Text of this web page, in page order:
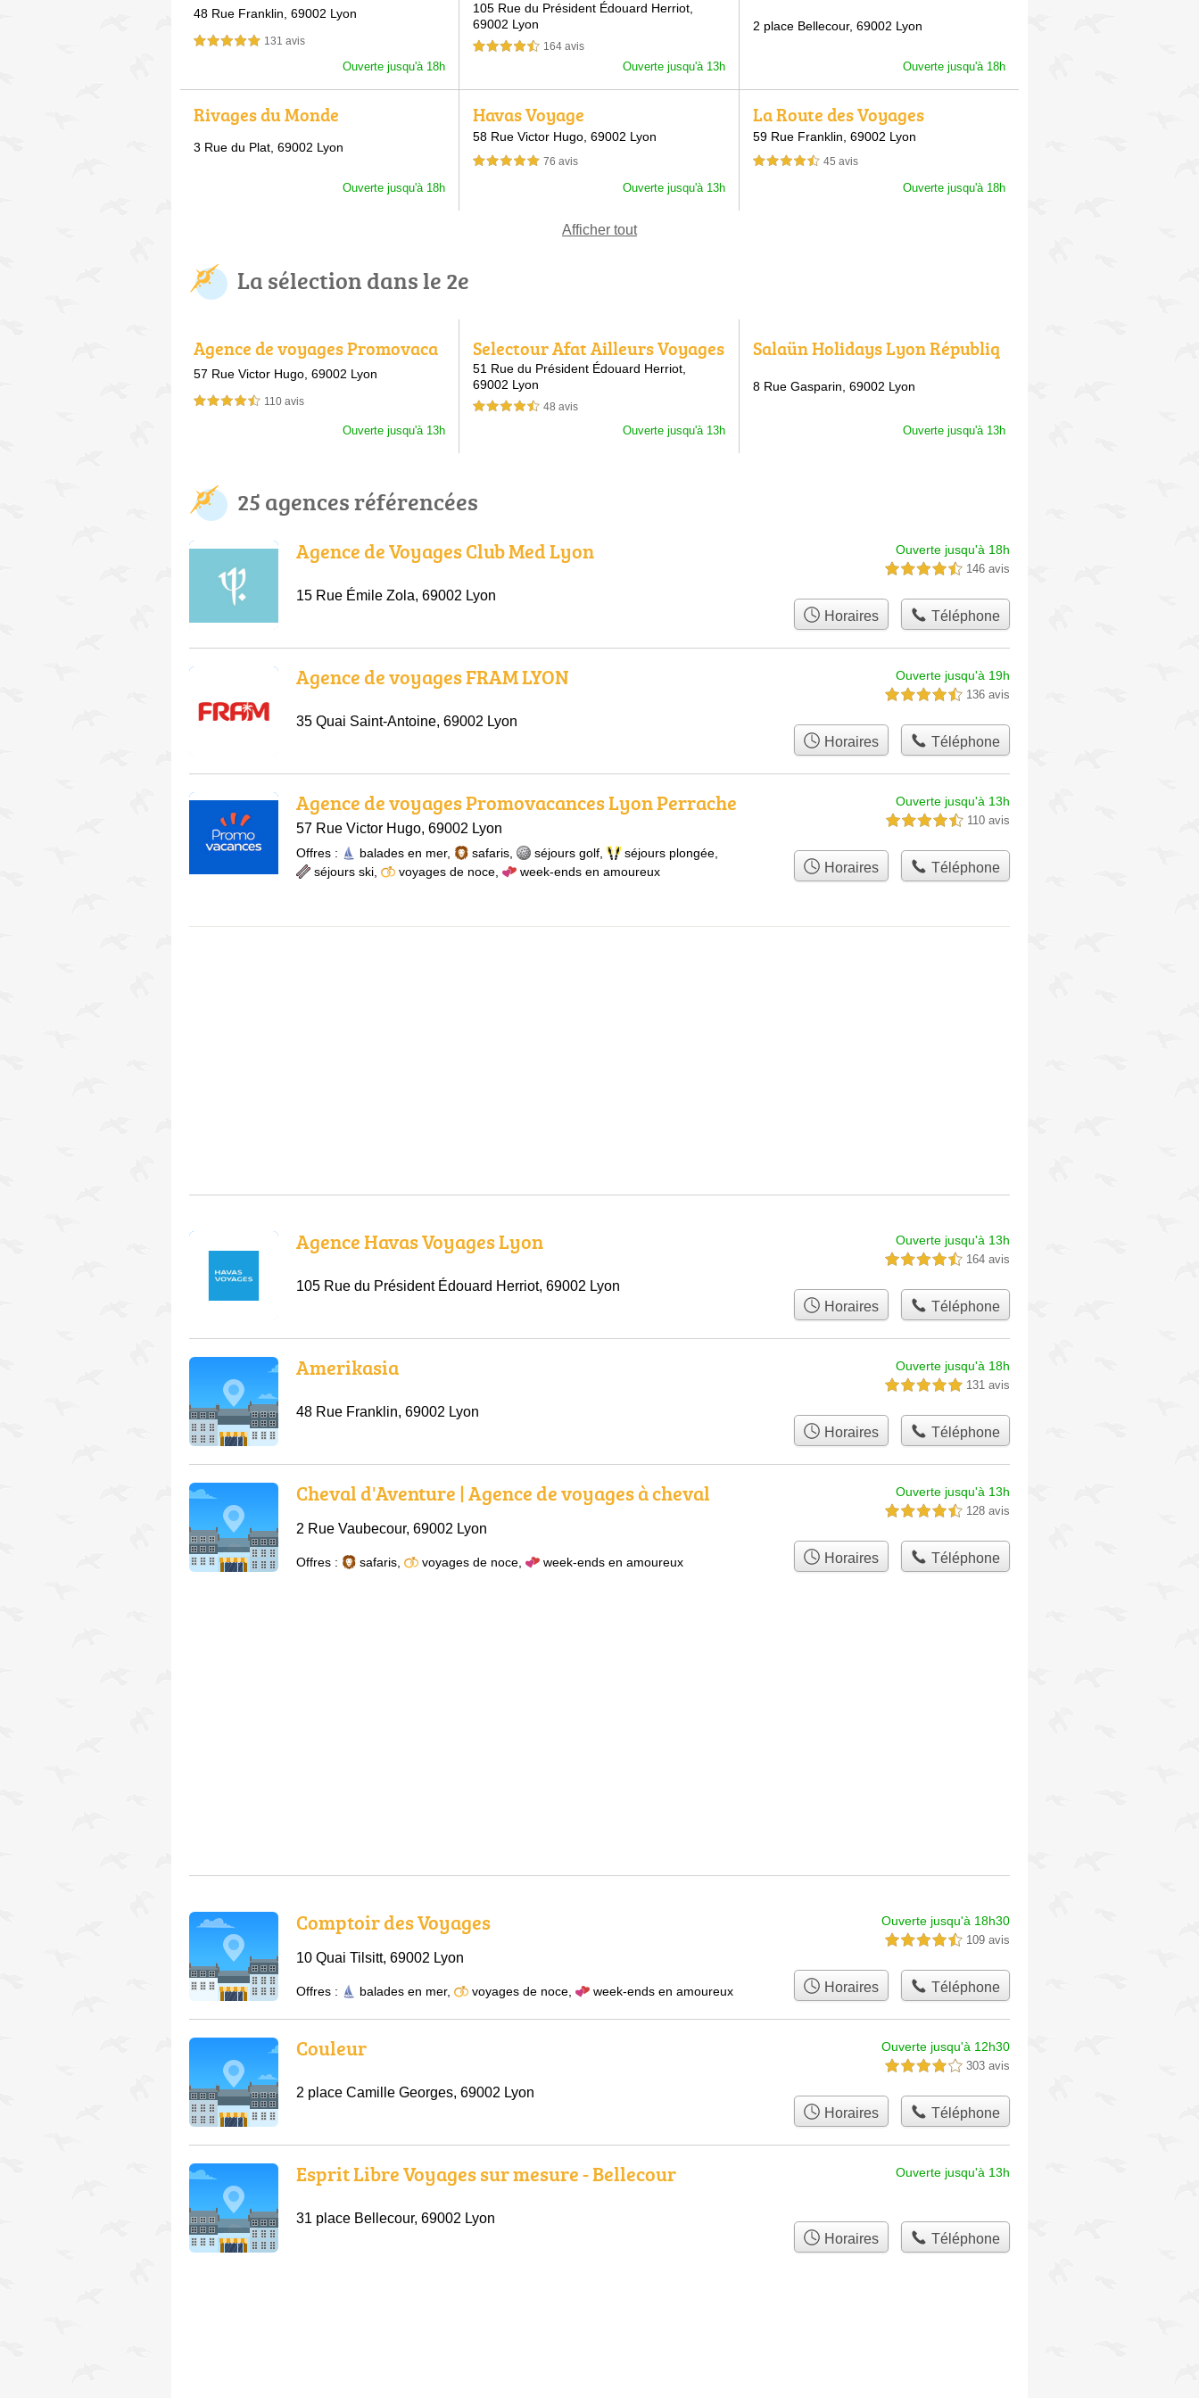
48 Rue Franklin, 69002 Lyon
5,0 étoiles sur 5 131 avis
Ouverte jusqu'à 18h
105 Rue du Président Édouard Herriot,
69002 Lyon
4,5 étoiles sur 5 164 avis
Ouverte jusqu'à 13h
2 place Bellecour, 69002 Lyon
Ouverte jusqu'à 18h
Rivages du Monde
3 Rue du Plat, 69002 Lyon
Ouverte jusqu'à 18h
Havas Voyage
58 Rue Victor Hugo,69002 Lyon
5,0 étoiles sur 5 76 avis
Ouverte jusqu'à 13h
La Route des Voyages
59 Rue Franklin, 69002 Lyon
4,5 étoiles sur 5 45 avis
Ouverte jusqu'à 18h
Afficher tout
La sélection dans le 2e
Agence de voyages Promovaca
nces Lyon Perrache
57 Rue Victor Hugo, 69002 Lyon
4,5 étoiles sur 5 110 avis
Ouverte jusqu'à 13h
Selectour Afat Ailleurs Voyages
Marietton
51 Rue du Président Édouard Herriot,
69002 Lyon
4,5 étoiles sur 5 48 avis
Ouverte jusqu'à 13h
Salaün Holidays Lyon Républiq
8 Rue Gasparin, 69002 Lyon
Ouverte jusqu'à 13h
25 agences référencées
Agence de Voyages Club Med Lyon
15 Rue Émile Zola, 69002 Lyon
Ouverte jusqu'à 18h
4,5 étoiles sur 5 146 avis
Horaires Téléphone
Agence de voyages FRAM LYON
35 Quai Saint-Antoine, 69002 Lyon
Ouverte jusqu'à 19h
4,5 étoiles sur 5 136 avis
Horaires Téléphone
Agence de voyages Promovacances Lyon Perrache
57 Rue Victor Hugo, 69002 Lyon
Ouverte jusqu'à 13h
4,5 étoiles sur 5 110 avis
Offres : balades en mer, safaris séjours golf séjours plongée
séjours ski
voyages de noce week-ends en amoureux Horaires Téléphone
Agence Havas Voyages Lyon
105 Rue du Président Édouard Herriot, 69002 Lyon
Ouverte jusqu'à 13h
4,5 étoiles sur 5 164 avis
Horaires Téléphone
Amerikasia
48 Rue Franklin, 69002 Lyon
Ouverte jusqu'à 18h
5,0 étoiles sur 5 131 avis
Horaires Téléphone
Cheval d'Aventure | Agence de voyages à cheval
2 Rue Vaubecour, 69002 Lyon
Ouverte jusqu'à 13h
4,5 étoiles sur 5 128 avis
Offres : safaris voyages de noce week-ends en amoureux Horaires Téléphone
Comptoir des Voyages
10 Quai Tilsitt, 69002 Lyon
Ouverte jusqu'à 18h30
4,5 étoiles sur 5 109 avis
Offres : balades en mer, voyages de noce week-ends en amoureux Horaires Téléphone
Couleur
2 place Camille Georges, 69002 Lyon
Ouverte jusqu'à 12h30
4,0 étoiles sur 5 303 avis
Horaires Téléphone
Esprit Libre Voyages sur mesure - Bellecour
31 place Bellecour, 69002 Lyon
Ouverte jusqu'à 13h
Horaires Téléphone